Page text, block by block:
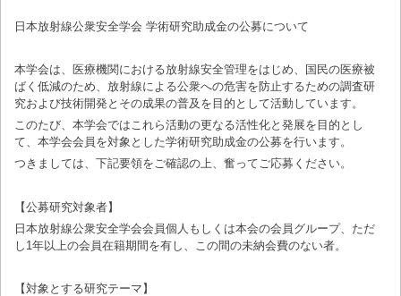
日本放射線公衆安全学会 学術研究助成金の公募について
本学会は、医療機関における放射線安全管理をはじめ、国民の医療被
ばく低減のため、放射線による公衆への危害を防止するための調査研
究および技術開発とその成果の普及を目的として活動しています。
このたび、本学会ではこれら活動の更なる活性化と発展を目的とし
て、本学会会員を対象とした学術研究助成金の公募を行います。
つきましては、下記要領をご確認の上、奮ってご応募ください。
【公募研究対象者】
日本放射線公衆安全学会会員個人もしくは本会の会員グループ、ただ
し1年以上の会員在籍期間を有し、この間の未納会費のない者。
【対象とする研究テーマ】